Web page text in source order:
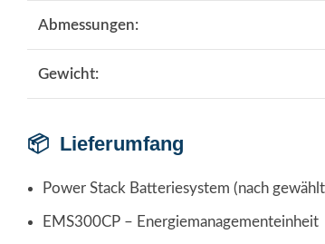
Abmessungen:
Gewicht:
📦 Lieferumfang
Power Stack Batteriesystem (nach
EMS300CP – Energiemanagementeinheit